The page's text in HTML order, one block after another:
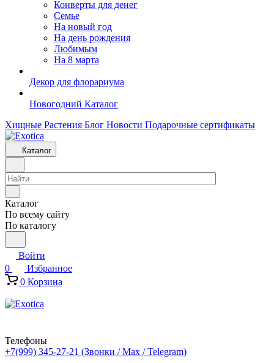
Конверты для денег
Семье
На новый год
На день рождения
Любимым
На 8 марта
Декор для флорариума
Новогодний Каталог
Хищные Растения Блог Новости Подарочные сертификаты
Каталог
Каталог
По всему сайту
По каталогу
Войти
0
Избранное
0 Корзина
Телефоны
+7(999) 345-27-21 (Звонки / Max / Telegram)